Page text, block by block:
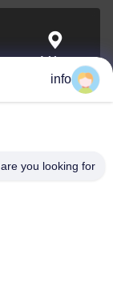
Address
info
you looking for?